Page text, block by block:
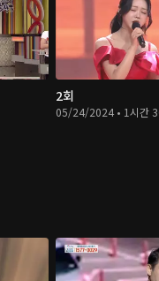
2회
05/24/2024 • 1시간